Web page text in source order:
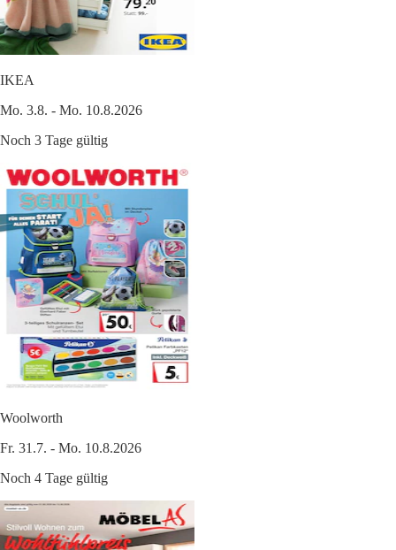
IKEA
Mo. 3.8. - Mo. 10.8.2026
Noch 3 Tage gültig
Woolworth
Fr. 31.7. - Mo. 10.8.2026
Noch 4 Tage gültig